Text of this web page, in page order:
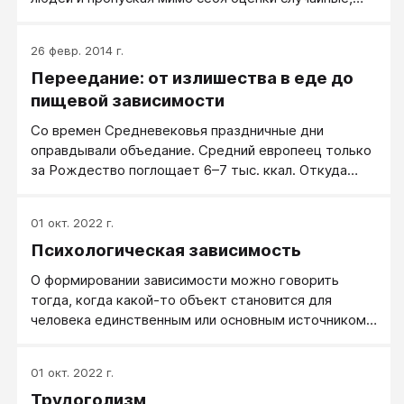
26 февр. 2014 г.
Переедание: от излишества в еде до
пищевой зависимости
Cо времен Средневековья праздничные дни
оправдывали объедание. Средний европеец только
за Рождество поглощает 6–7 тыс. ккал. Откуда
орехи — и не забудьте пирог с марципаном и
глазурью. И это только дома! Прибавим вечеринку в
друзьями. В общей сложности 9 дней непрерывного
обжорства.В России новогодние праздники
продолжаются еще дольше, а набор праздничных
же одного 8 марта достаточно, чтобы свести на
01 окт. 2022 г.
Психологическая зависимость
О формировании зависимости можно говорить
тогда, когда какой-то объект становится для
человека единственным или основным источником
Зависимость в какой-то мере сходна с привычкой,
которая выражается в привязанности человека к
01 окт. 2022 г.